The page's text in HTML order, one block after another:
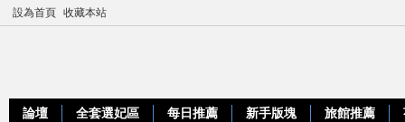
設為首頁 收藏本站
論壇 全套選妃區 每日推薦 新手版塊 旅館推薦